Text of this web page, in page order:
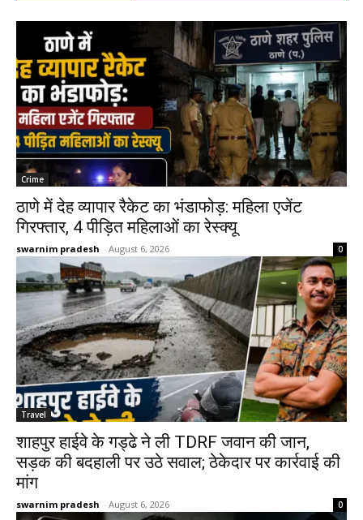
Crime
ठाणे में देह व्यापार रैकेट का भंडाफोड़: महिला एजेंट
गिरफ्तार, 4 पीड़ित महिलाओं का रेस्क्यू
swarnim pradesh - August 6, 2026 0
Travel
शाहपुर हाईवे के गड्ढे ने ली TDRF जवान की जान,
सड़क की बदहाली पर उठे सवाल; ठेकेदार पर कार्रवाई की
मांग
swarnim pradesh - August 6, 2026 0